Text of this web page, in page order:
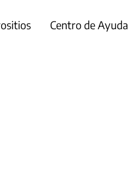
Centro de Ayuda